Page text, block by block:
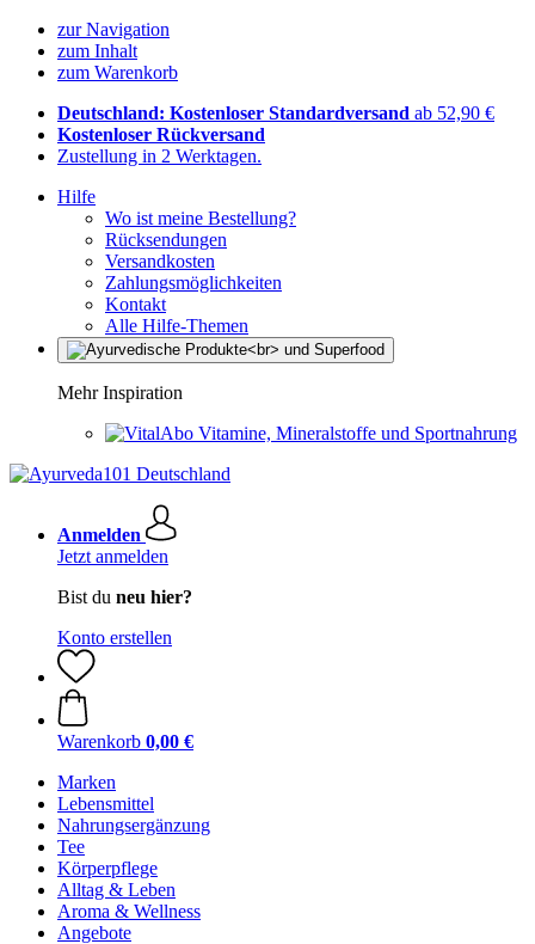
zur Navigation
zum Inhalt
zum Warenkorb
Deutschland: Kostenloser Standardversand ab 52,90 €
Kostenloser Rückversand
Zustellung in 2 Werktagen.
Hilfe
Wo ist meine Bestellung?
Rücksendungen
Versandkosten
Zahlungsmöglichkeiten
Kontakt
Alle Hilfe-Themen
Mehr Inspiration
Vitamine, Mineralstoffe und Sportnahrung
Anmelden
Jetzt anmelden
Bist du neu hier?
Konto erstellen
Warenkorb 0,00 €
Marken
Lebensmittel
Nahrungsergänzung
Tee
Körperpflege
Alltag & Leben
Aroma & Wellness
Angebote